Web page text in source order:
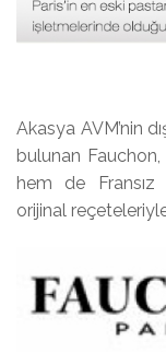
Akasya AVM’nin
bulunan
hem de
orijinal